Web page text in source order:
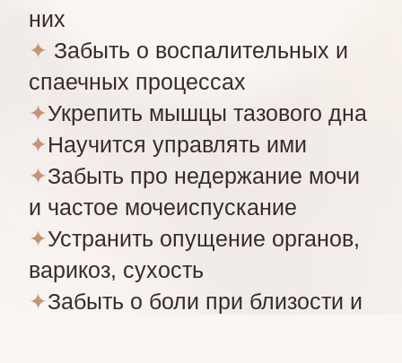
© 2025 Все права защищены
Политика конфиденциальности
Публичная оферта по онлайн-курсу «Вагитон»
Публичная оферта по онлайн-курсу «Наули»